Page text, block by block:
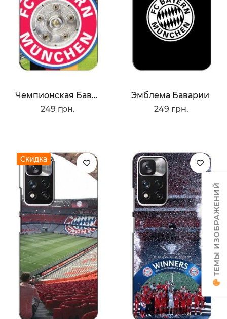
Чемпионская Бавария
249 грн.
Эмблема Баварии
249 грн.
Скидка
ТЕМЫ ИЗОБРАЖЕНИЙ